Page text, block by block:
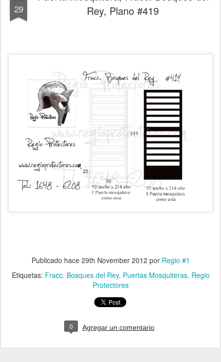
29
Rey, Plano #419
Publicado hace 29th November 2012 por Regio #1
Etiquetas: Fracc. Bosques del Rey Puertas Mosquiteras Regio
Protectores
0 Agregar un comentario